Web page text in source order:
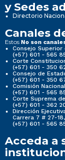
y Sedes
Directorio
Canales
Estos No son
Consejo
(+57) 601 - 565
Corte
(+57) 601 - 350
Consejo de
(+57) 601 - 350
Comisión
(+57) 601 - 565
Corte Suprema
(+57) 601 - 362
Dirección
Carrera 7 # 27-
(+57) 601 - 565
Acceda a